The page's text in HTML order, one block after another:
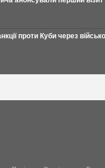
проти Куби через